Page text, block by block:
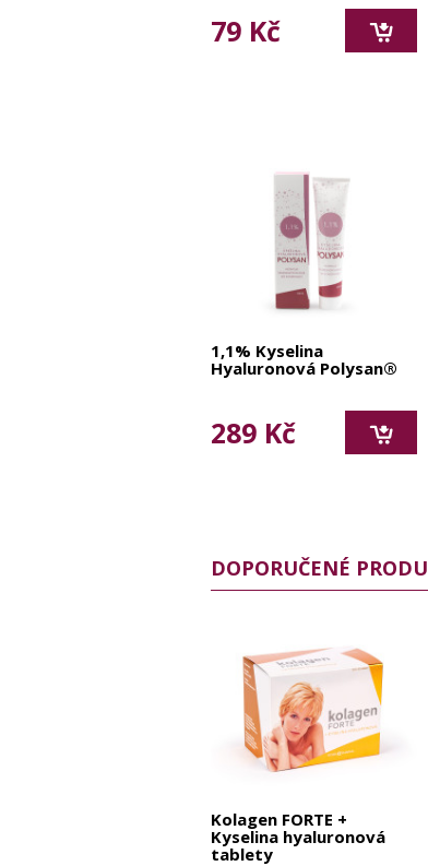
79 Kč
1,1% Kyselina
Hyaluronová Polysan®
289 Kč
DOPORUČENÉ
Kolagen FORTE +
Kyselina hyaluronová
tablety